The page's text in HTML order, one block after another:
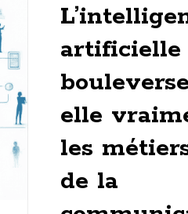
artificielle
elle
les
de la